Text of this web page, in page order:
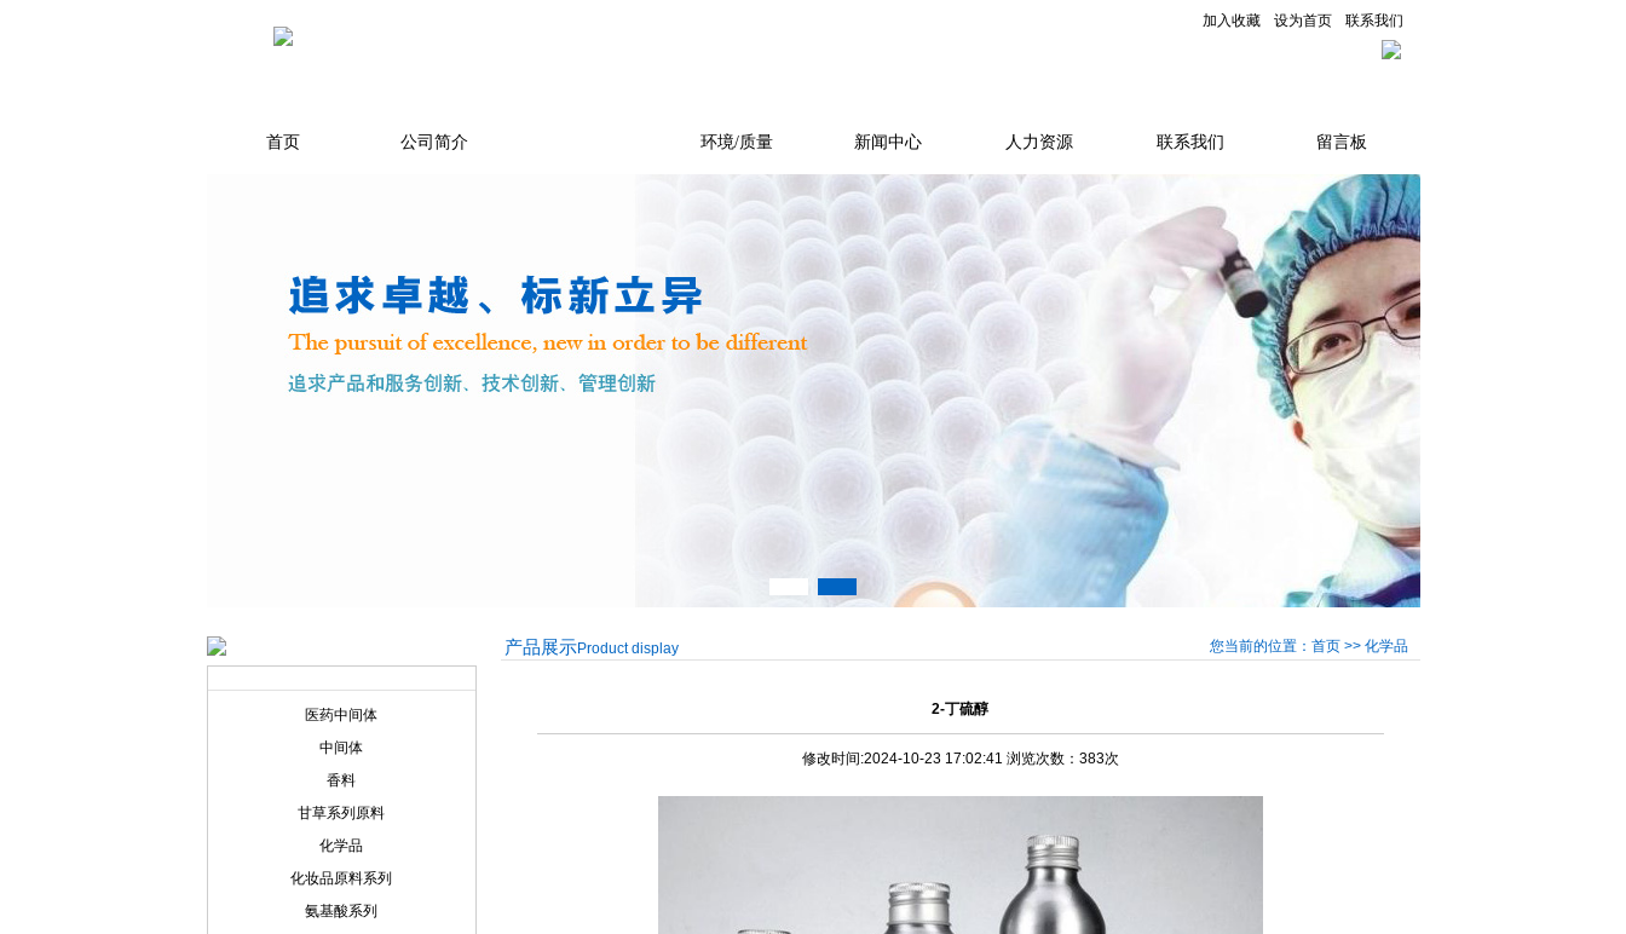
加入收藏 设为首页 联系我们
首页 公司简介 环境/质量 新闻中心 人力资源 联系我们 留言板
医药中间体
中间体
香料
甘草系列原料
化学品
化妆品原料系列
氨基酸系列
您当前的位置：首页 >> 化学品
产品展示Product display
2-丁硫醇
修改时间:2024-10-23 17:02:41 浏览次数：383次